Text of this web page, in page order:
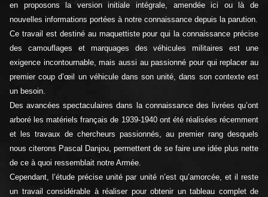
en proposons la version initiale intégrale, amendée ici ou là de
nouvelles informations portées à notre connaissance depuis la parution.
Ce travail est destiné au maquettiste pour qui la connaissance précise
des camouflages et marquages des véhicules militaires est une
exigence incontournable, mais aussi au passionné pour qui replacer au
premier coup d’œil un véhicule dans son unité, dans son contexte est
un besoin.
Des avancées spectaculaires dans la connaissance des livrées qu’ont
arboré les matériels français de 1939-1940 ont été réalisées récemment
et les travaux de chercheurs passionnés, au premier rang desquels
nous citerons Pascal Danjou, permettent de se faire une idée plus nette
de ce à quoi ressemblait notre Armée.
Cependant, l’étude précise unité par unité n’est qu’amorcée, et il reste
un travail considérable à réaliser pour obtenir un tableau complet de